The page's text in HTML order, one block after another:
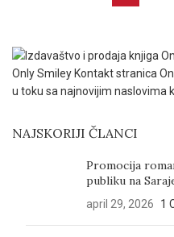
NAJSKORIJI ČLANCI
Promocija
publiku na
april 29, 2026 1